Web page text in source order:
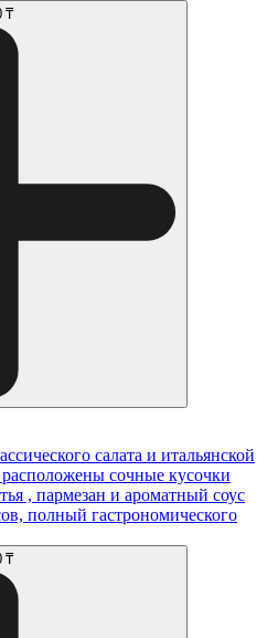
₸
салата и итальянской
сочные кусочки
, пармезан и ароматный соус
полный гастрономического
₸